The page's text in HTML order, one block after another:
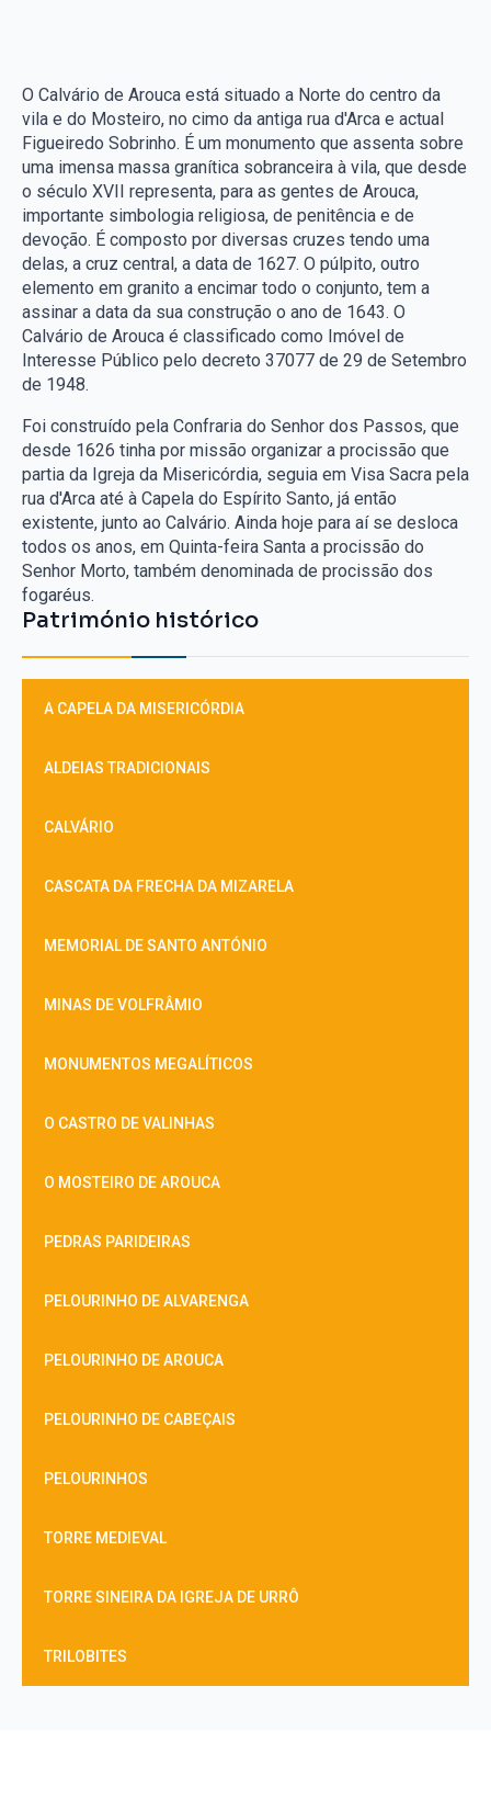
O Calvário de Arouca está situado a Norte do centro da
vila e do Mosteiro, no cimo da antiga rua d'Arca e actual
Figueiredo Sobrinho. É um monumento que assenta sobre
uma imensa massa granítica sobranceira à vila, que desde
o século XVII representa, para as gentes de Arouca,
importante simbologia religiosa, de penitência e de
devoção. É composto por diversas cruzes tendo uma
delas, a cruz central, a data de 1627. O púlpito, outro
elemento em granito a encimar todo o conjunto, tem a
assinar a data da sua construção o ano de 1643. O
Calvário de Arouca é classificado como Imóvel de
Interesse Público pelo decreto 37077 de 29 de Setembro
de 1948.
Foi construído pela Confraria do Senhor dos Passos, que
desde 1626 tinha por missão organizar a procissão que
partia da Igreja da Misericórdia, seguia em Visa Sacra pela
rua d'Arca até à Capela do Espírito Santo, já então
existente, junto ao Calvário. Ainda hoje para aí se desloca
todos os anos, em Quinta-feira Santa a procissão do
Senhor Morto, também denominada de procissão dos
fogaréus.
Património histórico
A CAPELA DA MISERICÓRDIA
ALDEIAS TRADICIONAIS
CALVÁRIO
CASCATA DA FRECHA DA MIZARELA
MEMORIAL DE SANTO ANTÓNIO
MINAS DE VOLFRÂMIO
MONUMENTOS MEGALÍTICOS
O CASTRO DE VALINHAS
O MOSTEIRO DE AROUCA
PEDRAS PARIDEIRAS
PELOURINHO DE ALVARENGA
PELOURINHO DE AROUCA
PELOURINHO DE CABEÇAIS
PELOURINHOS
TORRE MEDIEVAL
TORRE SINEIRA DA IGREJA DE URRÔ
TRILOBITES